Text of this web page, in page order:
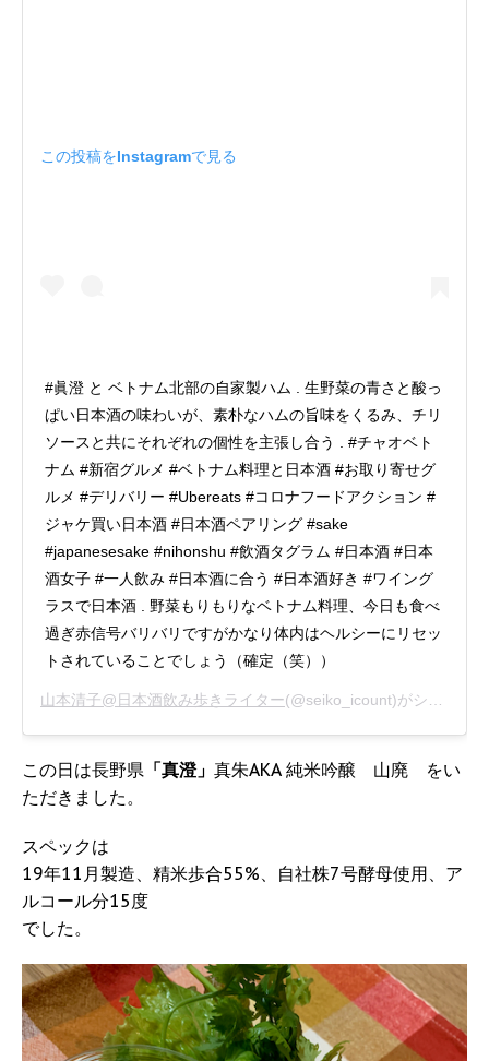
この投稿をInstagramで見る
#眞澄 と ベトナム北部の自家製ハム . 生野菜の青さと酸っ
ぱい日本酒の味わいが、素朴なハムの旨味をくるみ、チリ
ソースと共にそれぞれの個性を主張し合う . #チャオベト
ナム #新宿グルメ #ベトナム料理と日本酒 #お取り寄せグ
ルメ #デリバリー #Ubereats #コロナフードアクション #
ジャケ買い日本酒 #日本酒ペアリング #sake
#japanesesake #nihonshu #飲酒タグラム #日本酒 #日本
酒女子 #一人飲み #日本酒に合う #日本酒好き #ワイング
ラスで日本酒 . 野菜もりもりなベトナム料理、今日も食べ
過ぎ赤信号バリバリですがかなり体内はヘルシーにリセッ
トされていることでしょう（確定（笑））
山本清子@日本酒飲み歩きライター(@seiko_icount)がシェアした投稿 -
この日は長野県 「真澄」 真朱AKA 純米吟醸 山廃 をい
ただきました。
スペックは
19年11月製造、精米歩合55%、自社株7号酵母使用、ア
ルコール分15度
でした。